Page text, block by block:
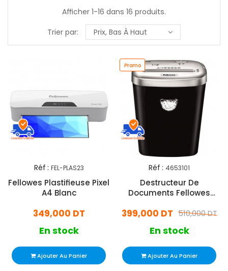
Afficher 1-16 dans 16 produits.
Trier par:
Prix, Bas À Haut
Réf : FEL-PLAS23
Fellowes Plastifieuse Pixel
A4 Blanc
349,000 DT
En stock
Ajouter Au Panier
Promo
Réf : 4653101
Destructeur De
Documents Fellowes
510,000 DT
399,000 DT
En stock
Ajouter Au Panier